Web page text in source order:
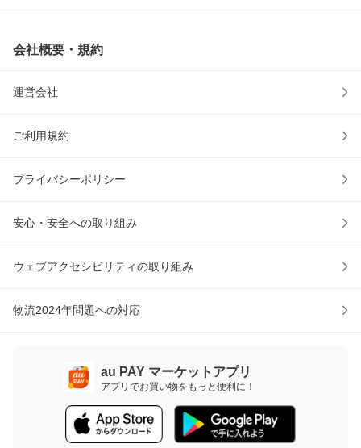
会社概要・規約
運営会社
ご利用規約
プライバシーポリシー
安心・安全への取り組み
ウェブアクセシビリティの取り組み
物流2024年問題への対応
au PAY マーケットアプリ
アプリでお買い物をもっと便利に！